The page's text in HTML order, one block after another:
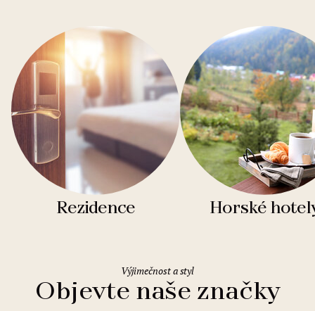
Rezidence Horské
Objevte naše značky
Výjimečnost a styl